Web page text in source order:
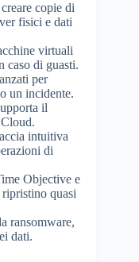
copie di
fisici e dati
virtuali
caso di guasti.
per
un incidente.
il
intuitiva
di
Objective e
quasi
ransomware,
dati.